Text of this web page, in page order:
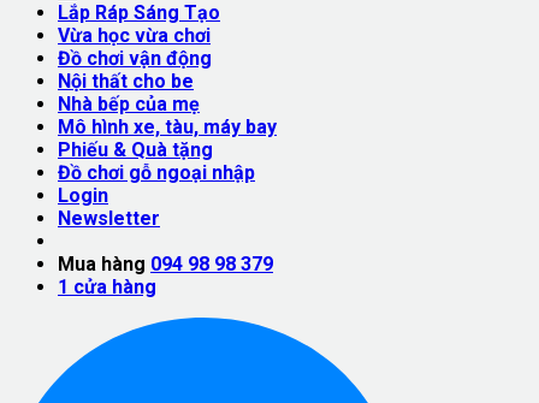
Lắp Ráp Sáng Tạo
Vừa học vừa chơi
Đồ chơi vận động
Nội thất cho be
Nhà bếp của mẹ
Mô hình xe, tàu, máy bay
Phiếu & Quà tặng
Đồ chơi gỗ ngoại nhập
Login
Newsletter
Mua hàng 094 98 98 379
1 cửa hàng